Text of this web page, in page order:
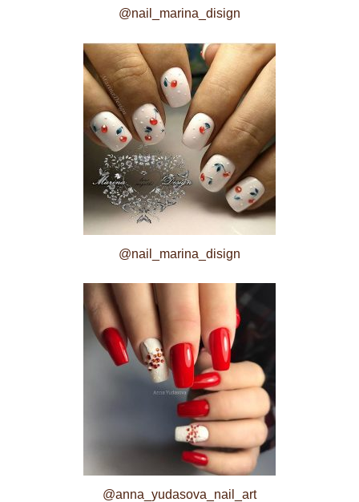
@nail_marina_disign
@nail_marina_disign
@anna_yudasova_nail_art